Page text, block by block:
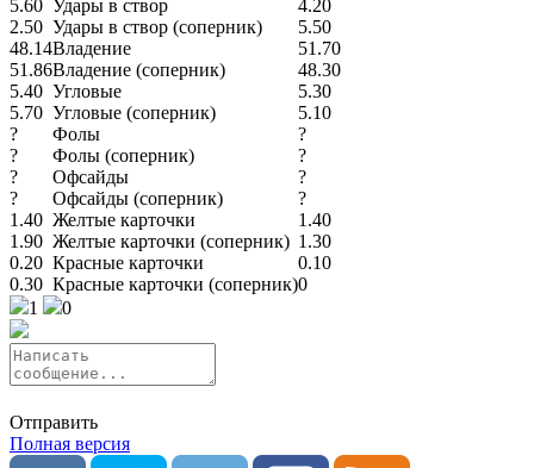
5.60 Удары в створ
4.20
2.50 Удары в створ (соперник)
5.50
48.14Владение
51.70
51.86Владение (соперник)
48.30
5.40 Угловые
5.30
5.70 Угловые (соперник)
5.10
?
Фолы
?
?
Фолы (соперник)
?
?
Офсайды
?
?
Офсайды (соперник)
?
1.40 Желтые карточки
1.40
1.90 Желтые карточки (соперник) 1.30
0.20 Красные карточки
0.10
0.30 Красные карточки (соперник)0
1
0
Отправить
Полная версия